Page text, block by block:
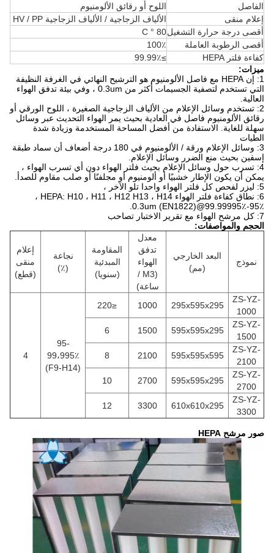
الفاصل
اللوح أو رقائق الألومنيوم
إعلام منقى
الألياف الزجاجية / الألياف الزجاجية HV / PP
أقصى درجة حرارة التشغيل80 ° C
أقصى الرطوبة العاملة
100٪
كفاءة فلتر HEPA
≥99.99٪
ميزات:
1: إن HEPA مع فاصل الألومنيوم هو الترشيح النهائي في الغرفة النظيفة
التي تستخدم لتصفية الجسيمات أكثر من 0.3um ، وفي بيئة تدفق الهواء
العالية.
2: تستخدم وسائل الإعلام من الألياف الزجاجية الصغيرة ، اللوح الورقي أو
رقائق الألومنيوم فاصل في العادية بحيث يمر الهواء التحديث عبر وسائل
سهلة للغاية.
الاستفادة من أفضل المساحة المستخدمة وزيادة شدة
الطيات
3: وسائل الإعلام ورقة / الألومنيوم في 180 درجة أضعاف أن سماد طبقة
إسفين بحيث منع الضرر وسائل الإعلام.
4: تسرب حول وسائل الإعلام بحيث فلتر الهواء دون أي تسرب الهواء ،
يمكن أن يكون الإطار خشبيًا أو ألومنيوم أو مجلفنًا أو صلب مقاوم للصدأ.
5: ليزر لفحص كل فلتر الهواء واحدا تلو الآخر ،
6: نطاق كفاءة فلتر الهواء HEPA: H10 ، H11 ، H12 H13 ، H14 ،
95٪-99.99995٪@0.3um (EN1822).
7: كل مرشح الهواء مع تقرير الاختبار تصاحب
الحجم والمواصفات:
نموذج
البعد الخارجي
(مم)
معدل
تدفق
الهواء
(M3 /
ساعة)
المقاومة
المبدئية
(سنويا)
نجاعة
(٪)
إعلام
منقى
(قطع)
ZS-YZ-
1000
295x595x295
1000
≤220
95-
99،995٪
(F9-H14)
4
ZS-YZ-
1500
595x595x295
1500
6
ZS-YZ-
2100
595x595x595
2100
8
ZS-YZ-
2700
595x595x295
2700
10
ZS-YZ-
3300
610x610x295
3300
12
صور مرشح HEPA